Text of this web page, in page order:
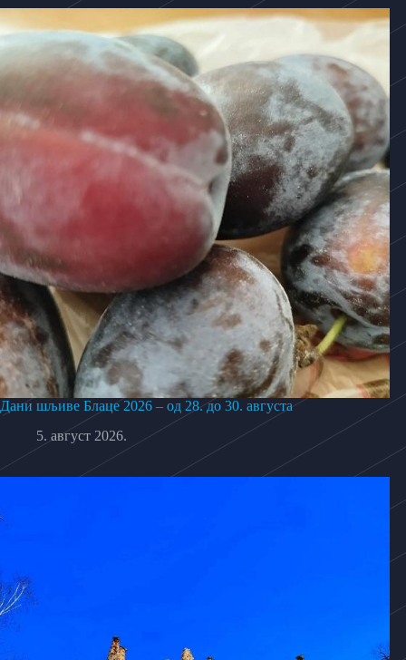
Дани шљиве Блаце 2026 – од 28. до 30. августа
5. август 2026.